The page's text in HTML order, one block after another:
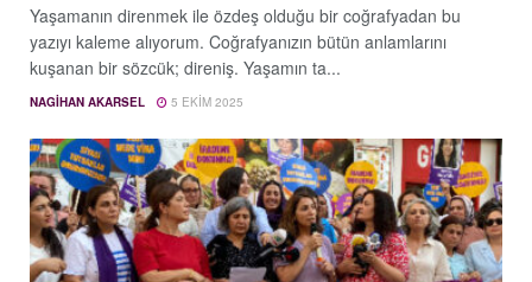
Yaşamanın direnmek ile özdeş olduğu bir coğrafyadan bu
yazıyı kaleme alıyorum. Coğrafyanızın bütün anlamlarını
kuşanan bir sözcük; direniş. Yaşamın ta...
NAGIHAN AKARSEL 5 EKIM 2025